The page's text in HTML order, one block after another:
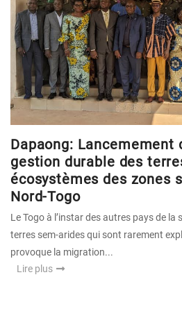
Dapaong: Lancemement
gestion durable des
écosystèmes des zones
Nord-Togo
Le Togo à l’instar des autres pays de la
terres sem-arides qui sont rarement
provoque la migration...
Lire plus